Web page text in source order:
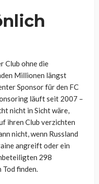
Club ohne die
Millionen längst
Sponsor für den FC
läuft seit 2007 –
nicht in Sicht wäre,
ihren Club verzichten
nicht, wenn Russland
angreift oder ein
298
finden.